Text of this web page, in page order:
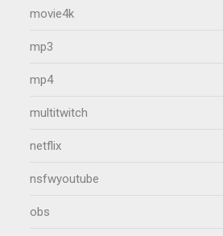
movie4k
mp3
mp4
multitwitch
netflix
nsfwyoutube
obs